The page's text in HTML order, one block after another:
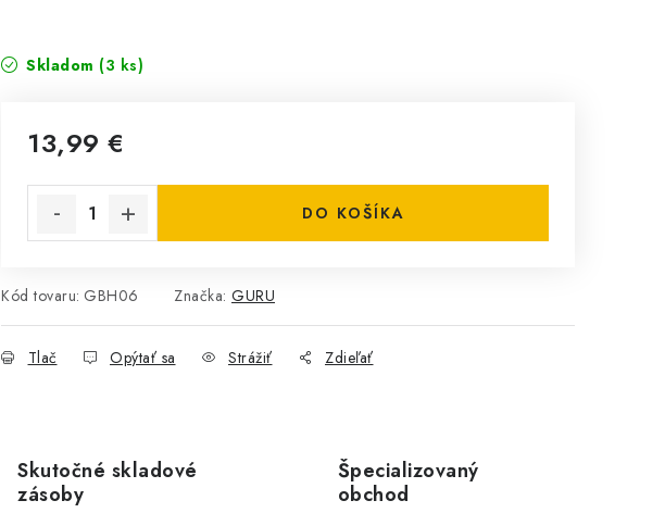
Skladom (3 ks)
13,99 €
DO KOŠÍKA
Kód tovaru: GBH06 Značka: GURU
Tlač Opýtať sa Strážiť Zdieľať
Skutočné skladové
zásoby
Špecializovaný
obchod